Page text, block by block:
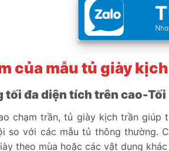
của mẫu tủ giày
tối đa diện tích trên cao-
chạm trần, tủ giày kịch trần giúp
so với các mẫu tủ thông thường.
theo mùa hoặc các vật dụng